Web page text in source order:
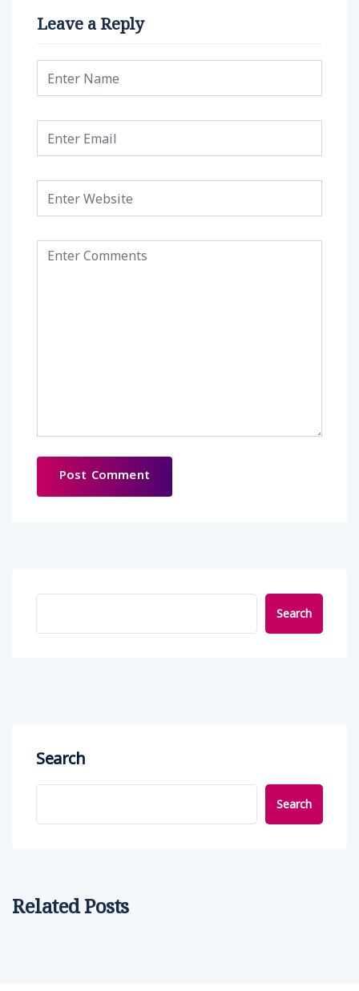
Leave a Reply
Search
Search
Search
Related Posts